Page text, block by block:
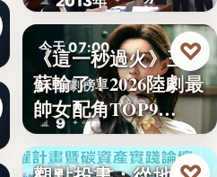
今天 07:00
影劇榜單
9
《這一秒過火》王籽
蘇輸了！2026陸劇最
帥女配角TOP9…
♡
今天 07:00